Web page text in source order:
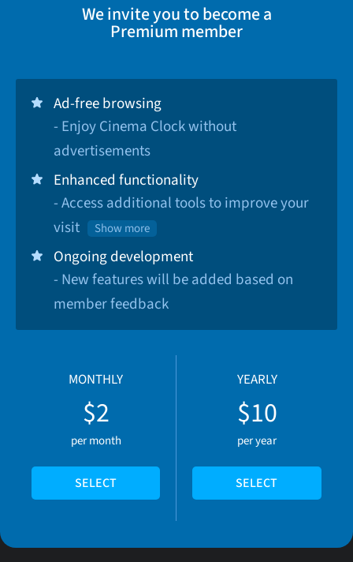
We invite you to become a
Premium member
Ad-free browsing
- Enjoy Cinema Clock without
advertisements
Enhanced functionality
- Access additional tools to improve your
visit
Show more
Ongoing development
- New features will be added based on
member feedback
MONTHLY
$2
per month
SELECT
YEARLY
$10
per year
SELECT